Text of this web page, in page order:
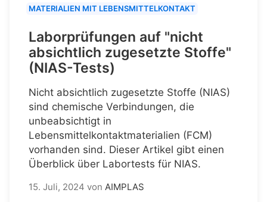
MATERIALIEN MIT LEBENSMITTELKONTAKT
Laborprüfungen auf "nicht
absichtlich zugesetzte Stoffe"
(NIAS-Tests)
Nicht absichtlich zugesetzte Stoffe (NIAS)
sind chemische Verbindungen, die
unbeabsichtigt in
Lebensmittelkontaktmaterialien (FCM)
vorhanden sind. Dieser Artikel gibt einen
Überblick über Labortests für NIAS.
15. Juli, 2024 von AIMPLAS